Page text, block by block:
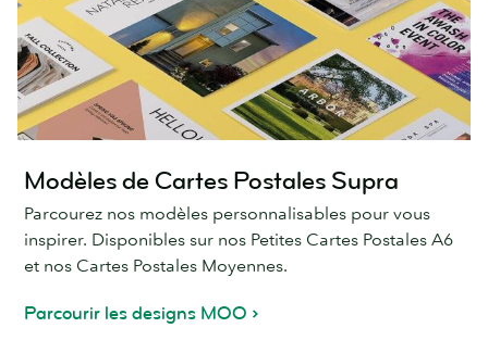
Modèles de Cartes Postales Supra
Parcourez nos modèles personnalisables pour vous
inspirer. Disponibles sur nos Petites Cartes Postales A6
et nos Cartes Postales Moyennes.
Parcourir les designs MOO